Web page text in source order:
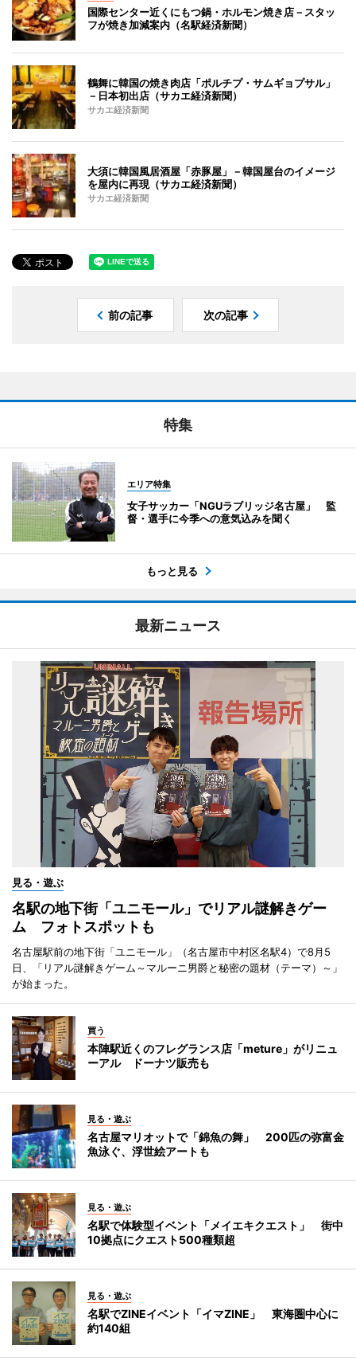
国際センター近くにもつ鍋・ホルモン焼き店－スタッ
フが焼き加減案内（名駅経済新聞）
鶴舞に韓国の焼き肉店「ポルチプ・サムギョプサル」
－日本初出店（サカエ経済新聞）
サカエ経済新聞
大須に韓国風居酒屋「赤豚屋」－韓国屋台のイメージ
を屋内に再現（サカエ経済新聞）
サカエ経済新聞
前の記事 次の記事
特集
エリア特集
女子サッカー「NGUラブリッジ名古屋」 監
督・選手に今季への意気込みを聞く
もっと見る
最新ニュース
見る・遊ぶ
名駅の地下街「ユニモール」でリアル謎解きゲー
ム フォトスポットも
名古屋駅前の地下街「ユニモール」（名古屋市中村区名駅4）で8月5
日、「リアル謎解きゲーム～マルーニ男爵と秘密の題材（テーマ）～」
が始まった。
買う
本陣駅近くのフレグランス店「meture」がリニュ
ーアル ドーナツ販売も
見る・遊ぶ
名古屋マリオットで「錦魚の舞」 200匹の弥富金
魚泳ぐ、浮世絵アートも
見る・遊ぶ
名駅で体験型イベント「メイエキクエスト」 街中
10拠点にクエスト500種類超
見る・遊ぶ
名駅でZINEイベント「イマZINE」 東海圏中心に
約140組